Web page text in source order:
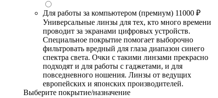
Для работы за компьютером (премиум) 11000 ₽
Универсальные линзы для тех, кто много времени
проводит за экранами цифровых устройств.
Специальное покрытие помогает выборочно
фильтровать вредный для глаза диапазон синего
спектра света. Очки с такими линзами прекрасно
подходят и для работы с гаджетами, и для
повседневного ношения. Линзы от ведущих
европейских и японских производителей.
Выберите покрытие/назначение